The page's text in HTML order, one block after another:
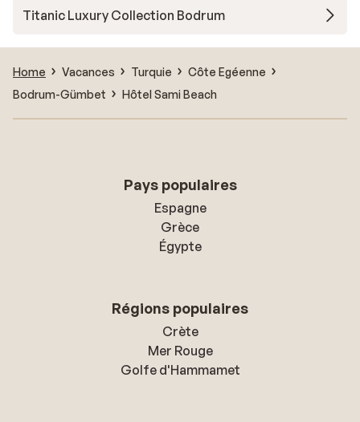
Titanic Luxury Collection Bodrum
Home Vacances Turquie
Côte Egéenne
Bodrum-Gümbet
Hôtel Sami Beach
Pays populaires
Espagne
Grèce
Égypte
Régions populaires
Crète
Mer Rouge
Golfe d'Hammamet